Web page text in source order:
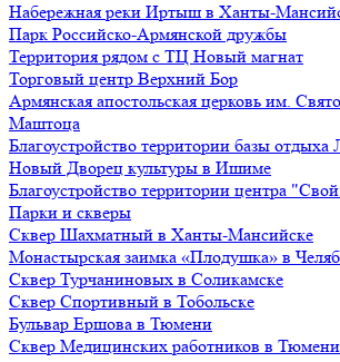
Набережная реки Иртыш в Ханты-
Парк Российско-Армянской дружбы
Территория рядом с ТЦ Новый магнат
Торговый центр Верхний Бор
Армянская апостольская церковь им.
Маштоца
Благоустройство территории базы отдыха
Нoвый Двoрeц культуры в Ишимe
Благоустройство территории центра
Парки и скверы
Сквер Шахматный в Ханты-Мансийске
Монастырская заимка «Плодушка» в
Сквер Турчаниновых в Соликамске
Сквер Спортивный в Тобольске
Бульвар Ершова в Тюмени
Сквер Медицинских работников в Тюмени